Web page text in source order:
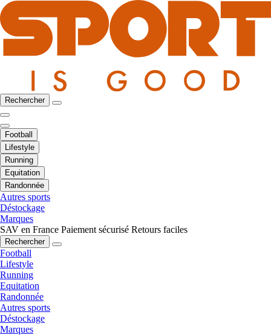
Rechercher
Football
Lifestyle
Running
Equitation
Randonnée
Autres sports
Déstockage
Marques
SAV en France Paiement sécurisé Retours faciles
Rechercher
Football
Lifestyle
Running
Equitation
Randonnée
Autres sports
Déstockage
Marques